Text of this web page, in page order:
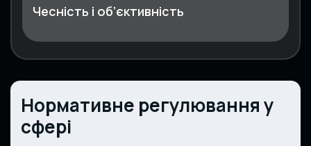
Чесність і об’єктивність
Нормативне регулювання у
сфері